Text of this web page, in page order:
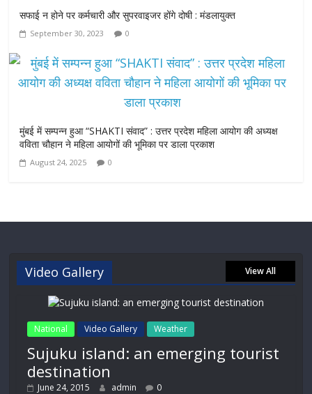
सफाई न होने पर कर्मचारी और सुपरवाइजर होंगे दोषी : मंडलायुक्त
September 30, 2023 0
मुंबई में सम्पन्न हुआ “SHAKTI संवाद” : उत्तर प्रदेश महिला आयोग की अध्यक्ष
वविता चौहान ने महिला आयोगों की भूमिका पर डाला प्रकाश
August 24, 2025 0
Video Gallery View All
National Video Gallery Weather
Sujuku island: an emerging tourist
destination
June 24, 2015 admin 0